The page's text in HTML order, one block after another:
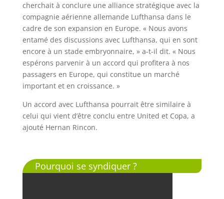
cherchait à conclure une alliance stratégique avec la
compagnie aérienne allemande Lufthansa dans le
cadre de son expansion en Europe. « Nous avons
entamé des discussions avec Lufthansa, qui en sont
encore à un stade embryonnaire, » a-t-il dit. « Nous
espérons parvenir à un accord qui profitera à nos
passagers en Europe, qui constitue un marché
important et en croissance. »
Un accord avec Lufthansa pourrait être similaire à
celui qui vient d’être conclu entre United et Copa, a
ajouté Hernan Rincon.
Pourquoi se syndiquer ?